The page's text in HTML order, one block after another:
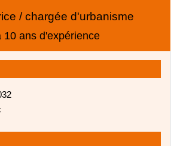
/ chargée d'urbanisme
10 ans d'expérience